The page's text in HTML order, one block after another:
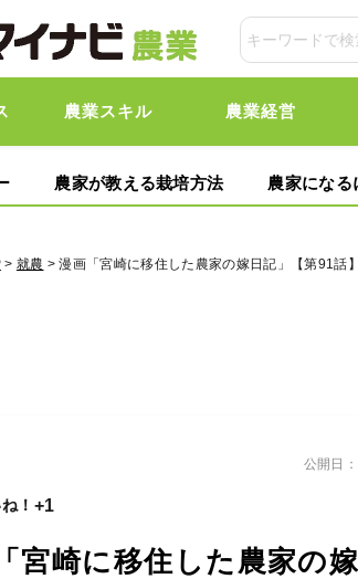
農業スキル 農業経営
農家が教える栽培方法 農家になる
> 就農 > 漫画「宮崎に移住した農家の嫁日記」【第91話
+1
宮崎に移住した農家の
公開日：